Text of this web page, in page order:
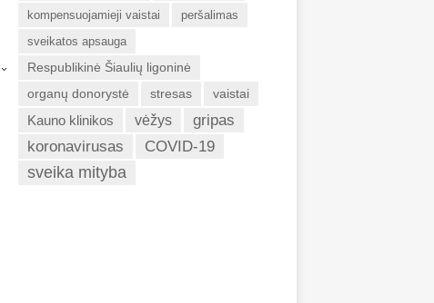
kompensuojamieji vaistai
peršalimas
sveikatos apsauga
Respublikinė Šiaulių ligoninė
organų donorystė
stresas vaistai
Kauno klinikos vėžys
gripas
koronavirusas
COVID-19
sveika mityba